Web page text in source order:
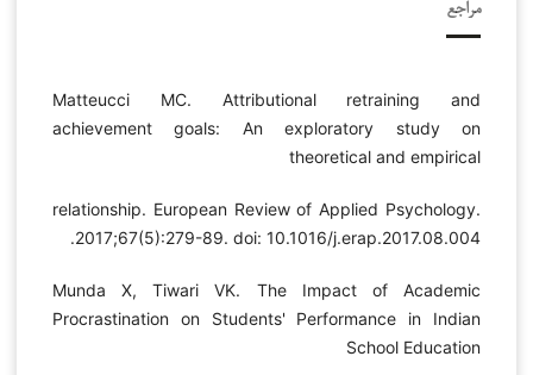
مراجع
Matteucci MC. Attributional retraining and
achievement goals: An exploratory study on
theoretical and empirical
relationship. European Review of Applied Psychology.
2017;67(5):279-89. doi: 10.1016/j.erap.2017.08.004.
Munda X, Tiwari VK. The Impact of Academic
Procrastination on Students' Performance in Indian
School Education